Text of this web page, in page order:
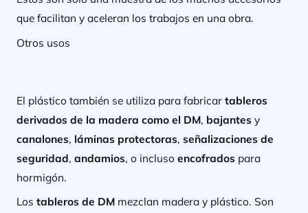
que facilitan y aceleran los trabajos en una obra.
Otros usos
El plástico también se utiliza para fabricartableros
derivados de la madera como el DM, bajantes y
canalones, láminas protectoras, señalizaciones de
seguridad, andamios, o incluso encofrados para
hormigón.
Los tableros de DMmezclan madera y plástico. Son